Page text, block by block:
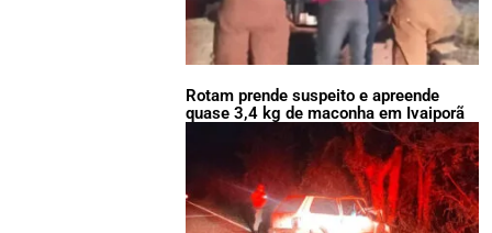
Rotam prende suspeito e apreende
quase 3,4 kg de maconha em Ivaiporã